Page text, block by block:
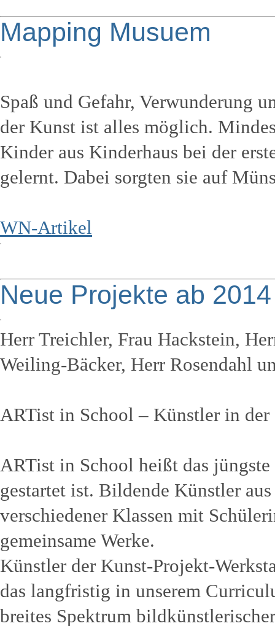
Mapping Musuem
Spaß und Gefahr, Verwunderung
der Kunst ist alles möglich.
Kinder aus Kinderhaus bei der
gelernt. Dabei sorgten sie auf
WN-Artikel
Neue Projekte ab
Herr Treichler, Frau Hackstein,
Weiling-Bäcker, Herr Rosendahl
ARTist in School – Künstler in der
ARTist in School heißt das
gestartet ist. Bildende Künstler
verschiedener Klassen mit
gemeinsame Werke.
Künstler der Kunst-Projekt-
das langfristig in unserem
breites Spektrum